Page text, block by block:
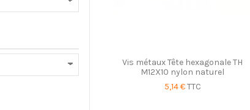
Vis métaux Tête hexagonale TH
M12X10 nylon naturel
5,14 €TTC